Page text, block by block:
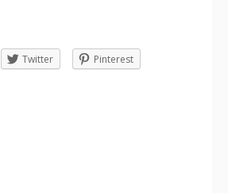
Twitter
Pinterest